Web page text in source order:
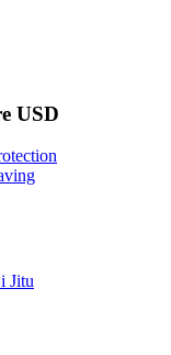
USD
Jitu